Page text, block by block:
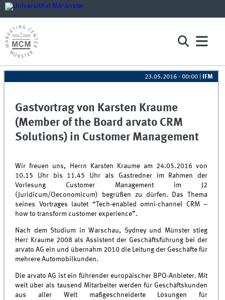
23.05.2016 - 00:00 IFM
Gastvortrag von Karsten Kraume
(Member of the Board arvato CRM
Solutions) in Customer Management
Wir freuen uns, Herrn Karsten Kraume am 24.05.2016 von
10.15 Uhr bis 11.45 Uhr als Gastredner im Rahmen der
Vorlesung Customer Management im J2
(Juridicum/Oeconomicum) begrüßen zu dürfen. Das Thema
seines Vortrages lautet “Tech-enabled omni-channel CRM –
how to transform customer experience”.
Nach dem Studium in Warschau, Sydney und Münster stieg
Herr Kraume 2008 als Assistent der Geschäftsführung bei der
arvato AG ein und übernahm 2010 die Leitung der Geschäfte für
mehrere Automobilkunden.
Die arvato AG ist ein führender europäischer BPO-Anbieter. Mit
weit über als tausend Mitarbeiter werden für Geschäftskunden
aus aller Welt maßgeschneiderte Lösungen für